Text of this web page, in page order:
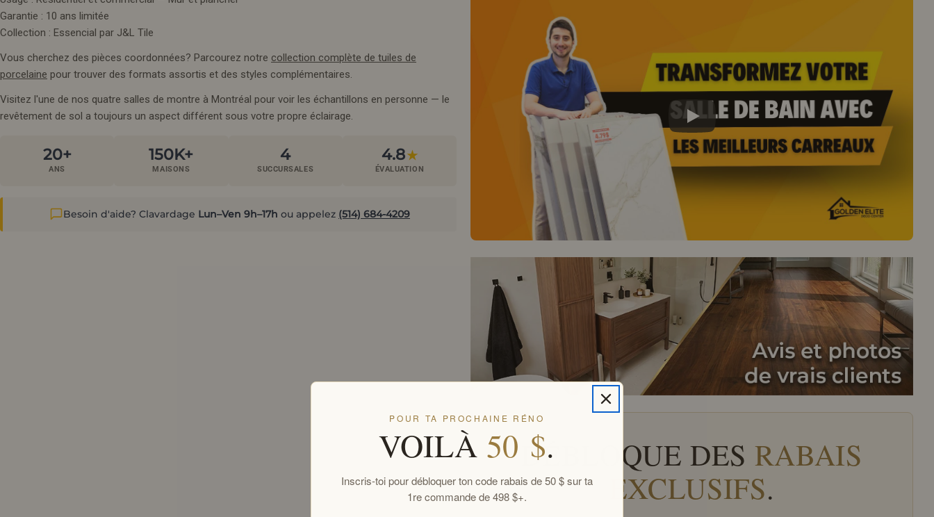
Garantie : 10 ans limitée
Collection : Essencial par J&L Tile
Vous cherchez des pièces coordonnées? Parcourez notre collection complète de tuiles de
porcelaine pour trouver des formats assortis et des styles complémentaires.
Visitez l'une de nos quatre salles de montre à Montréal pour voir les échantillons en personne — le
revêtement de sol a toujours un aspect différent sous votre propre éclairage.
20+
ANS
150K+
MAISONS
4
SUCCURSALES
4.8★
ÉVALUATION
Besoin d'aide? Clavardage Lun–Ven 9h–17h ou appelez (514) 684-4209
DÉBLOQUE DES RABAIS
EXCLUSIFS.
POUR TA PROCHAINE RÉNO
VOILÀ 50 $.
Inscris-toi pour débloquer ton code rabais de 50 $ sur ta
1re commande de 498 $+.